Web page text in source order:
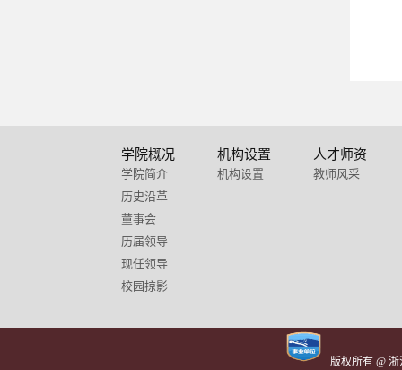
学院概况
学院简介
历史沿革
董事会
历届领导
现任领导
校园掠影
机构设置
机构设置
人才师资
教师风采
版权所有 @